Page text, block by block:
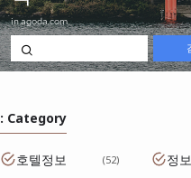
: Category
호텔정보 52 정보